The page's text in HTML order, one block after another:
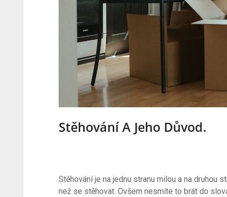
Stěhování A Jeho Důvod.
Stěhování je na jednu stranu milou a na druhou
než se stěhovat. Ovšem nesmíte to brát do